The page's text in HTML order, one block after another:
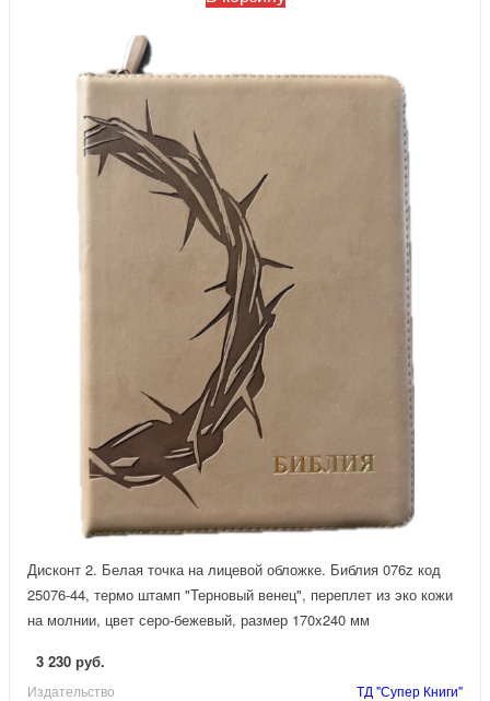
Дисконт 2. Белая точка на лицевой обложке. Библия 076z код
25076-44, термо штамп "Терновый венец", переплет из эко кожи
на молнии, цвет серо-бежевый, размер 170x240 мм
3 230 руб.
Издательство ТД "Супер Книги"